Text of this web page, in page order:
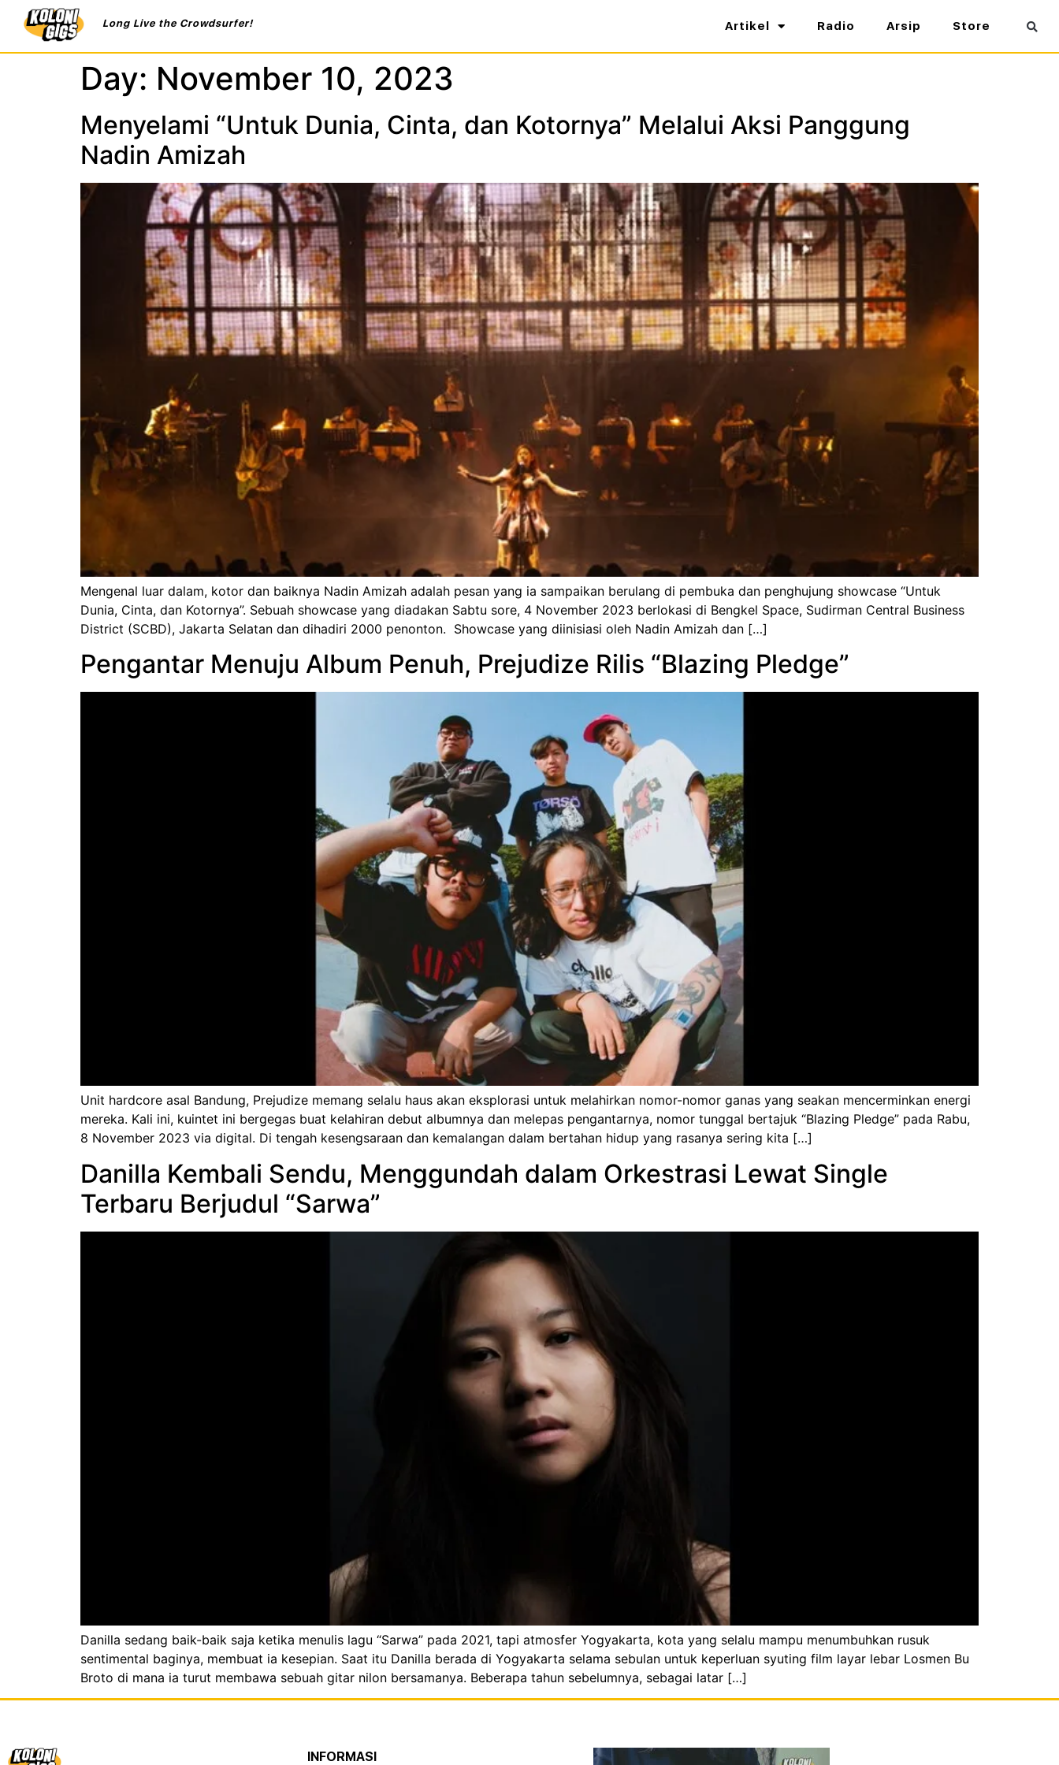
Long Live the Crowdsurfer! Artikel Radio Arsip Store
Day: November 10, 2023
Menyelami “Untuk Dunia, Cinta, dan Kotornya” Melalui Aksi Panggung
Nadin Amizah
Mengenal luar dalam, kotor dan baiknya Nadin Amizah adalah pesan yang ia sampaikan berulang di pembuka dan penghujung showcase “Untuk
Dunia, Cinta, dan Kotornya”. Sebuah showcase yang diadakan Sabtu sore, 4 November 2023 berlokasi di Bengkel Space, Sudirman Central Business
District (SCBD), Jakarta Selatan dan dihadiri 2000 penonton. Showcase yang diinisiasi oleh Nadin Amizah dan […]
Pengantar Menuju Album Penuh, Prejudize Rilis “Blazing Pledge”
Unit hardcore asal Bandung, Prejudize memang selalu haus akan eksplorasi untuk melahirkan nomor-nomor ganas yang seakan mencerminkan energi
mereka. Kali ini, kuintet ini bergegas buat kelahiran debut albumnya dan melepas pengantarnya, nomor tunggal bertajuk “Blazing Pledge” pada Rabu,
8 November 2023 via digital. Di tengah kesengsaraan dan kemalangan dalam bertahan hidup yang rasanya sering kita […]
Danilla Kembali Sendu, Menggundah dalam Orkestrasi Lewat Single
Terbaru Berjudul “Sarwa”
Danilla sedang baik-baik saja ketika menulis lagu “Sarwa” pada 2021, tapi atmosfer Yogyakarta, kota yang selalu mampu menumbuhkan rusuk
sentimental baginya, membuat ia kesepian. Saat itu Danilla berada di Yogyakarta selama sebulan untuk keperluan syuting film layar lebar Losmen Bu
Broto di mana ia turut membawa sebuah gitar nilon bersamanya. Beberapa tahun sebelumnya, sebagai latar […]
INFORMASI